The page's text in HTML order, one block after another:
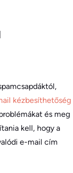
kézbesíthetőség
és meg
kell, hogy a
e-mail cím